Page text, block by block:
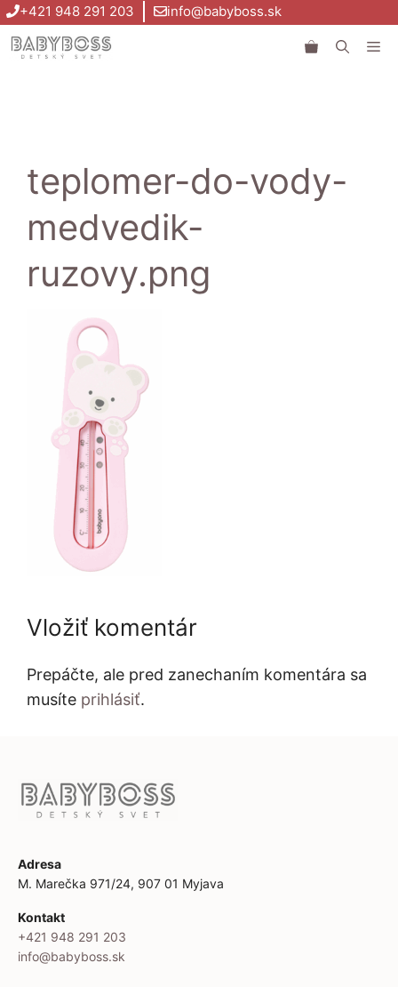
Preskočiť
na
obsah
+421 948 291 203 info@babyboss.sk
teplomer-do-vody-
medvedik-
ruzovy.png
Vložiť komentár
Prepáčte, ale pred zanechaním komentára sa
musíte prihlásiť.
Adresa
M. Marečka 971/24, 907 01 Myjava
Kontakt
+421 948 291 203
info@babyboss.sk